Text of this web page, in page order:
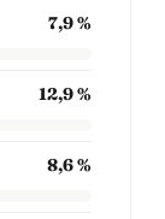
7,9 %
12,9 %
8,6 %